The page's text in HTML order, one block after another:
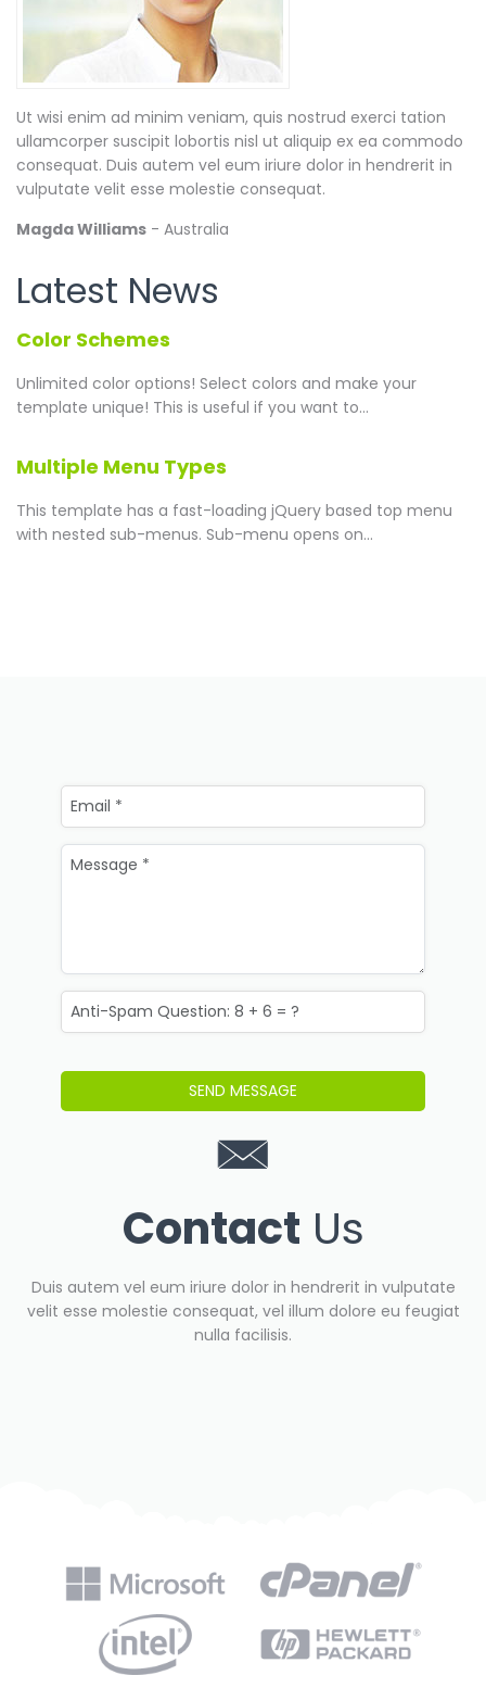
Ut wisi enim ad minim veniam, quis nostrud exerci tation
ullamcorper suscipit lobortis nisl ut aliquip ex ea commodo
consequat. Duis autem vel eum iriure dolor in hendrerit in
vulputate velit esse molestie consequat.
Magda Williams - Australia
Latest News
Color Schemes
Unlimited color options! Select colors and make your
template unique! This is useful if you want to...
Multiple Menu Types
This template has a fast-loading jQuery based top menu
with nested sub-menus. Sub-menu opens on...
Contact Us
Duis autem vel eum iriure dolor in hendrerit in vulputate
velit esse molestie consequat, vel illum dolore eu feugiat
nulla facilisis.